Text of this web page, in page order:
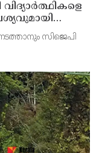
വിദ്യാര്‍ത്ഥികളെ
സിജെപി